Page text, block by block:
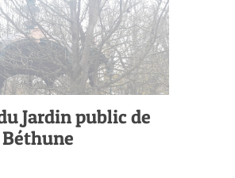
Jardin public de
Béthune